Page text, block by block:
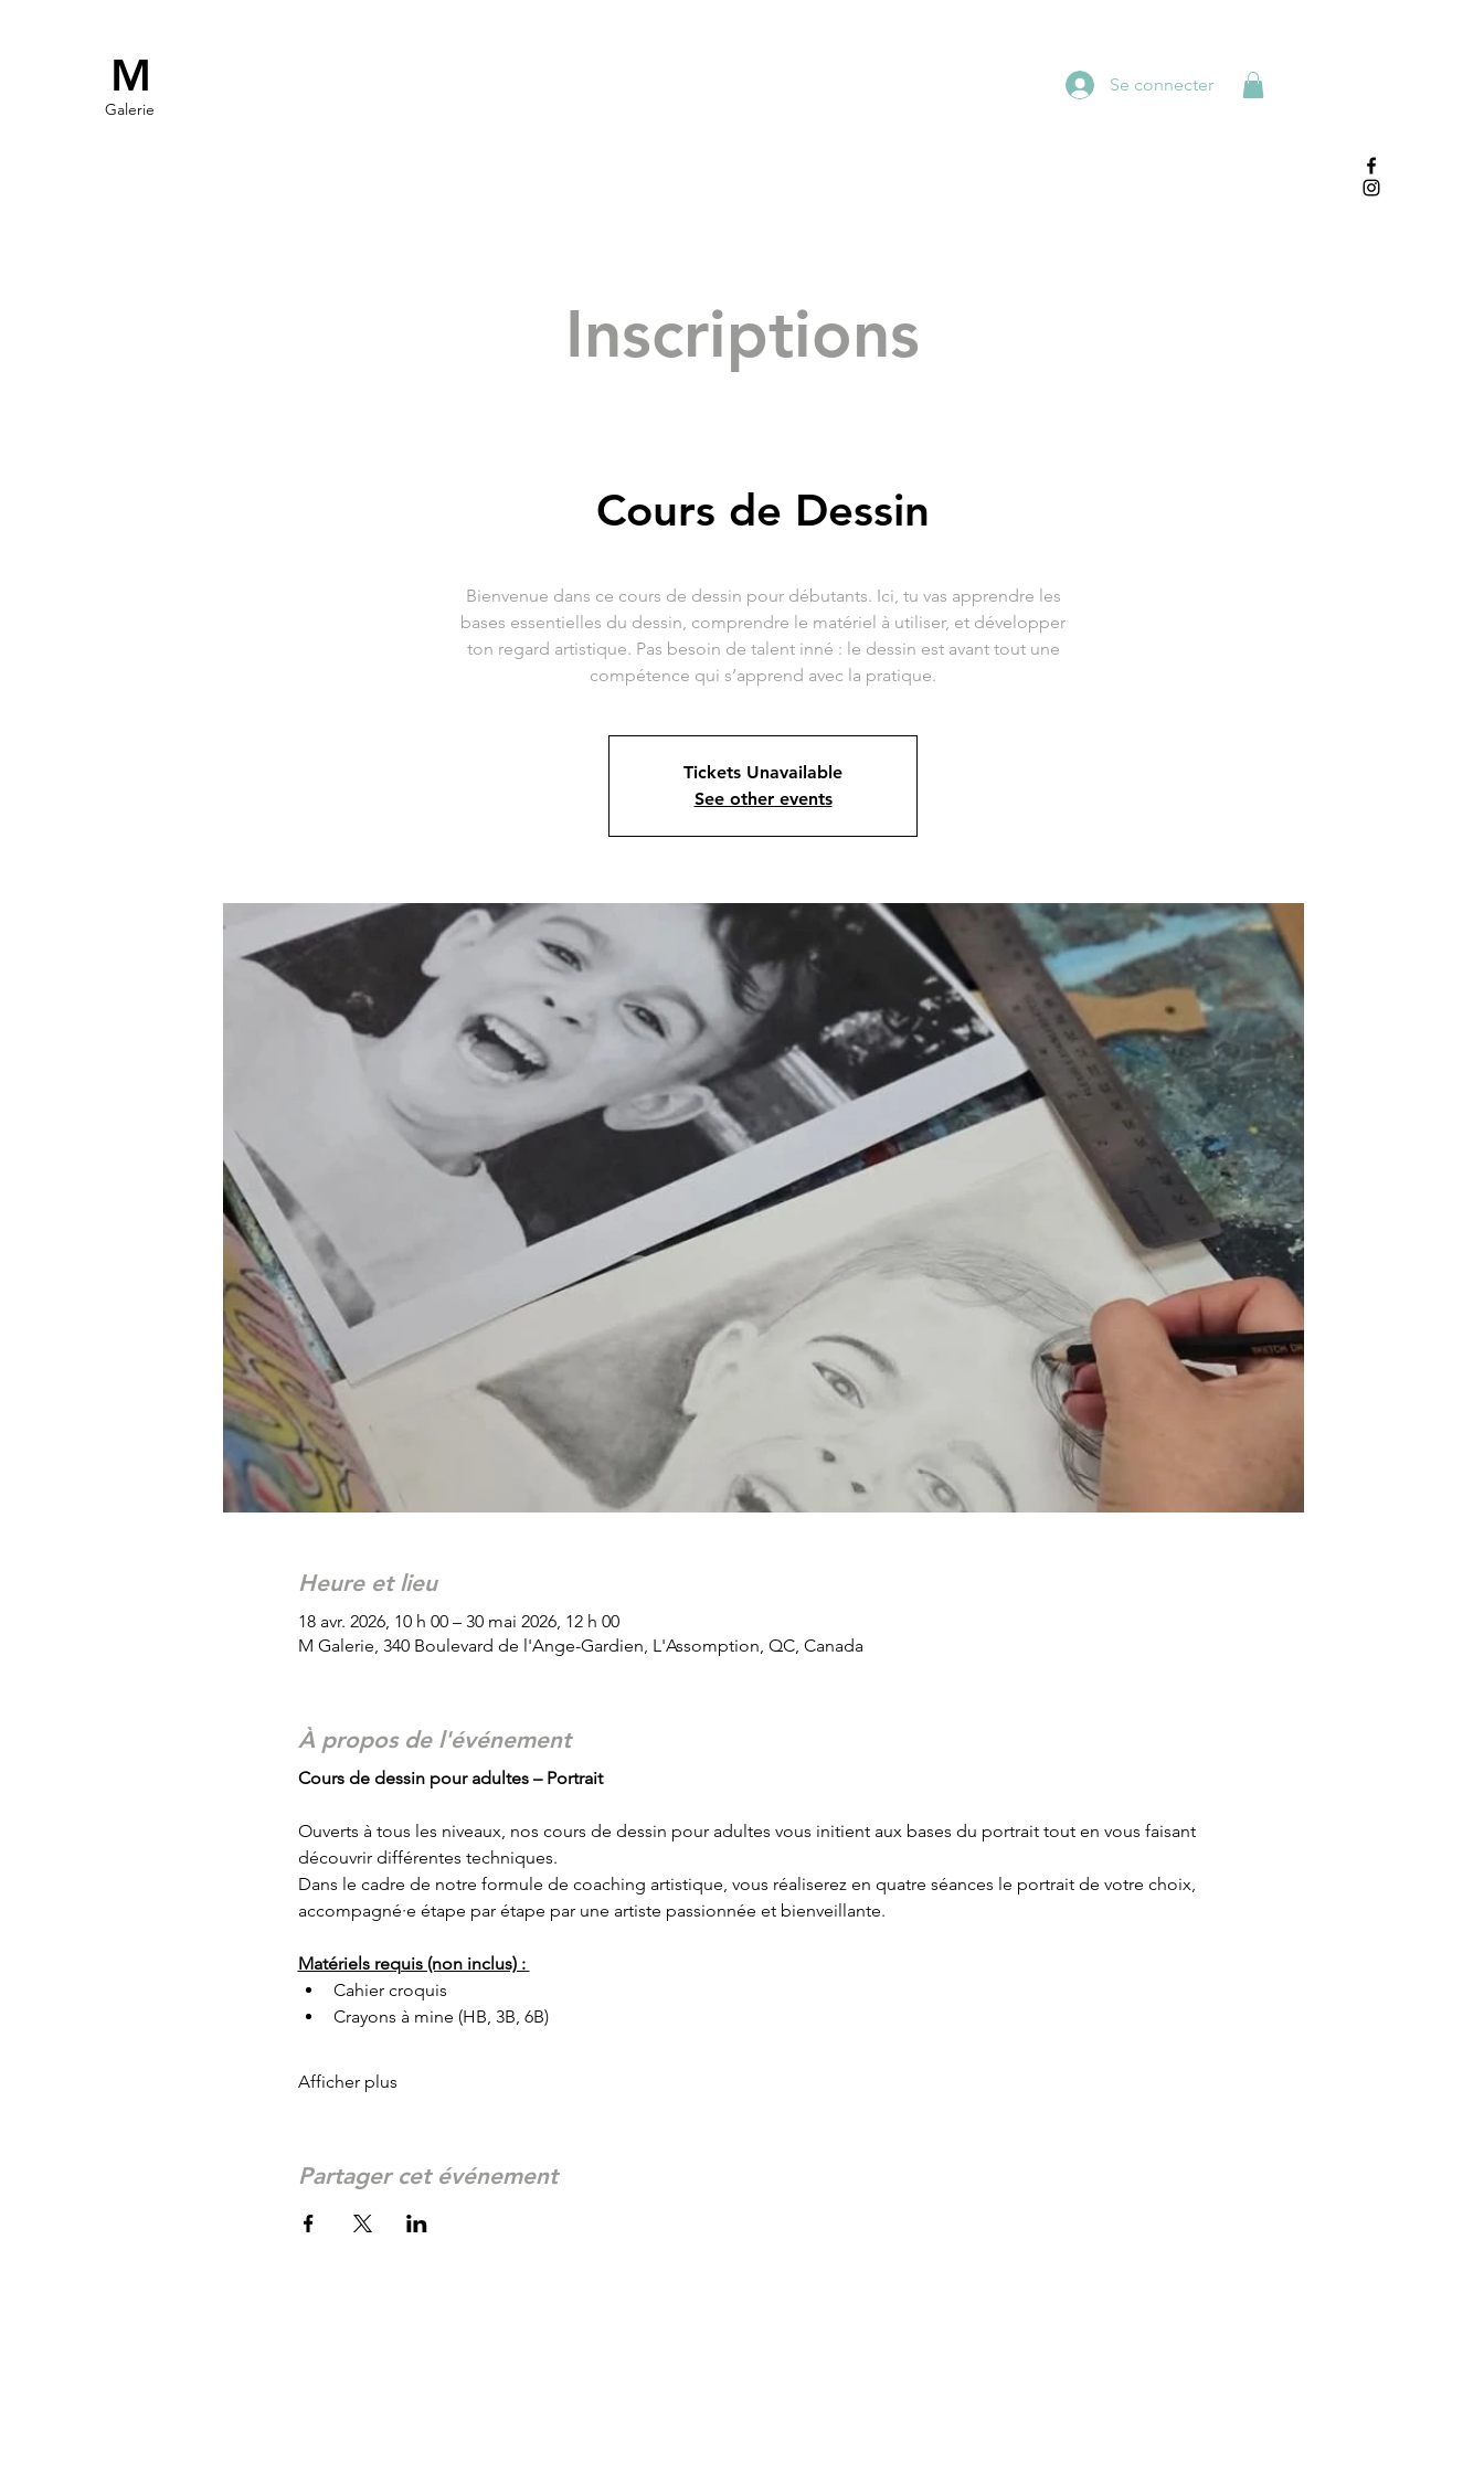
M
Galerie
Se connecter
Inscriptions
Cours de Dessin
Bienvenue dans ce cours de dessin pour débutants. Ici, tu vas apprendre les
bases essentielles du dessin, comprendre le matériel à utiliser, et développer
ton regard artistique. Pas besoin de talent inné : le dessin est avant tout une
compétence qui s’apprend avec la pratique.
Tickets Unavailable
See other events
Heure et lieu
18 avr. 2026, 10 h 00 – 30 mai 2026, 12 h 00
M Galerie, 340 Boulevard de l'Ange-Gardien, L'Assomption, QC, Canada
À propos de l'événement
Cours de dessin pour adultes – Portrait
Ouverts à tous les niveaux, nos cours de dessin pour adultes vous initient aux bases du portrait tout en vous faisant
découvrir différentes techniques.
Dans le cadre de notre formule de coaching artistique, vous réaliserez en quatre séances le portrait de votre choix,
accompagné·e étape par étape par une artiste passionnée et bienveillante.
Matériels requis (non inclus) :
Cahier croquis
Crayons à mine (HB, 3B, 6B)
Afficher plus
Partager cet événement